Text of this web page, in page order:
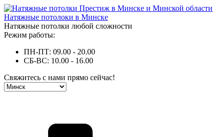
Натяжные потолоки в Минске
Натяжные потолки любой сложности
Режим работы:
ПН-ПТ: 09.00 - 20.00
СБ-ВС: 10.00 - 16.00
Свяжитесь с нами прямо сейчас!